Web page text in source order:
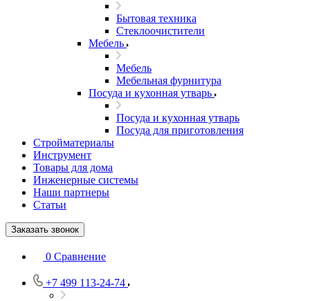
Бытовая техника
Стеклоочистители
Мебель
Мебель
Мебельная фурнитура
Посуда и кухонная утварь
Посуда и кухонная утварь
Посуда для приготовления
Стройматериалы
Инструмент
Товары для дома
Инженерные системы
Наши партнеры
Статьи
Заказать звонок
0 Сравнение
+7 499 113-24-74